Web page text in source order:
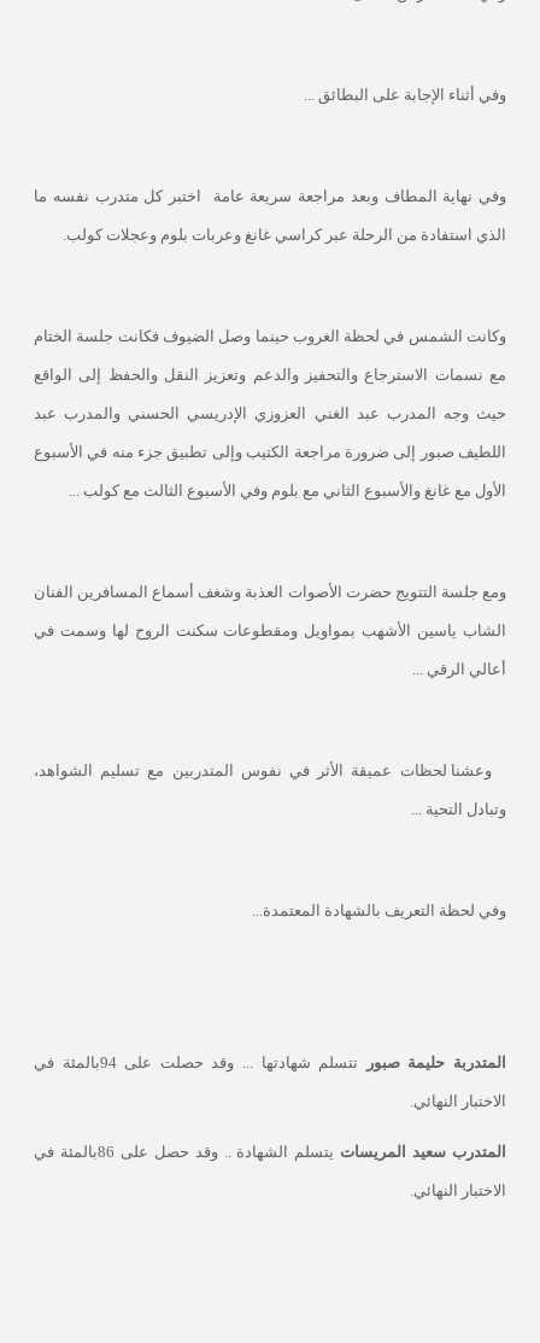
وفي أثناء الإجابة على البطائق ...
وفي نهاية المطاف وبعد مراجعة سريعة عامة اختبر كل متدرب نفسه ما
الذي استفادة من الرحلة عبر كراسي غانغ وعربات بلوم وعجلات كولب.
وكانت الشمس في لحظة الغروب حينما وصل الضيوف فكانت جلسة الختام
مع نسمات الاسترجاع والتحفيز والدعم وتعزيز النقل والحفظ إلى الواقع
حيث وجه المدرب عبد الغني العزوزي الإدريسي الحسني والمدرب عبد
اللطيف صبور إلى ضرورة مراجعة الكتيب وإلى تطبيق جزء منه في الأسبوع
الأول مع غانغ والأسبوع الثاني مع بلوم وفي الأسبوع الثالث مع كولب ...
ومع جلسة التتويج حضرت الأصوات العذبة وشغف أسماع المسافرين الفنان
الشاب ياسين الأشهب بمواويل ومقطوعات سكنت الروح لها وسمت في
أعالي الرقي ...
وعشنا لحظات عميقة الأثر في نفوس المتدربين مع تسليم الشواهد،
وتبادل التحية ...
وفي لحظة التعريف بالشهادة المعتمدة...
المتدربة حليمة صبور تتسلم شهادتها ... وقد حصلت على 94بالمئة في
الاختبار النهائي.
المتدرب سعيد المريسات يتسلم الشهادة .. وقد حصل على 86بالمئة في
الاختبار النهائي.